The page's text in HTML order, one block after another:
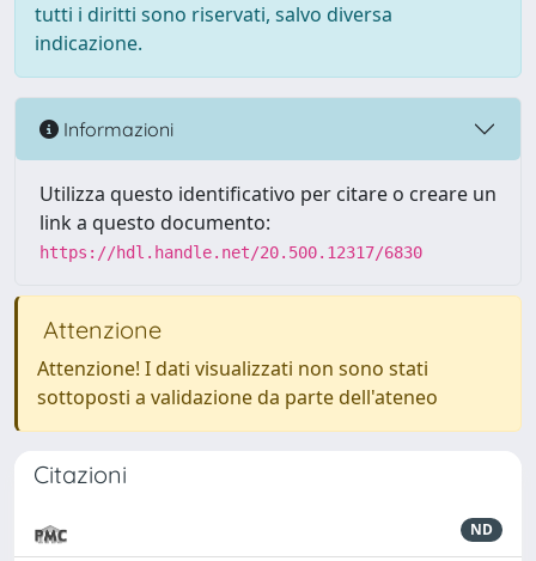
tutti i diritti sono riservati, salvo diversa
indicazione.
Informazioni
Utilizza questo identificativo per citare o creare un
link a questo documento:
https://hdl.handle.net/20.500.12317/6830
Attenzione
Attenzione! I dati visualizzati non sono stati
sottoposti a validazione da parte dell'ateneo
Citazioni
ND